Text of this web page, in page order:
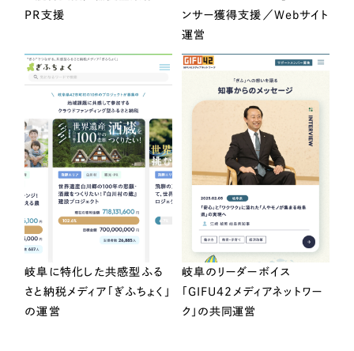
PR支援
ンサー獲得支援／Webサイト
運営
岐阜に特化した共感型ふる
さと納税メディア「ぎふちょく」
の運営
岐阜のリーダーボイス
「GIFU42メディアネットワー
ク」の共同運営